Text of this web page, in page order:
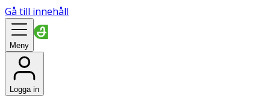
Gå till innehåll
Meny
Logga in